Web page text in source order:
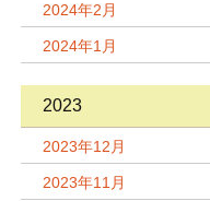
2024年2月
2024年1月
2023
2023年12月
2023年11月